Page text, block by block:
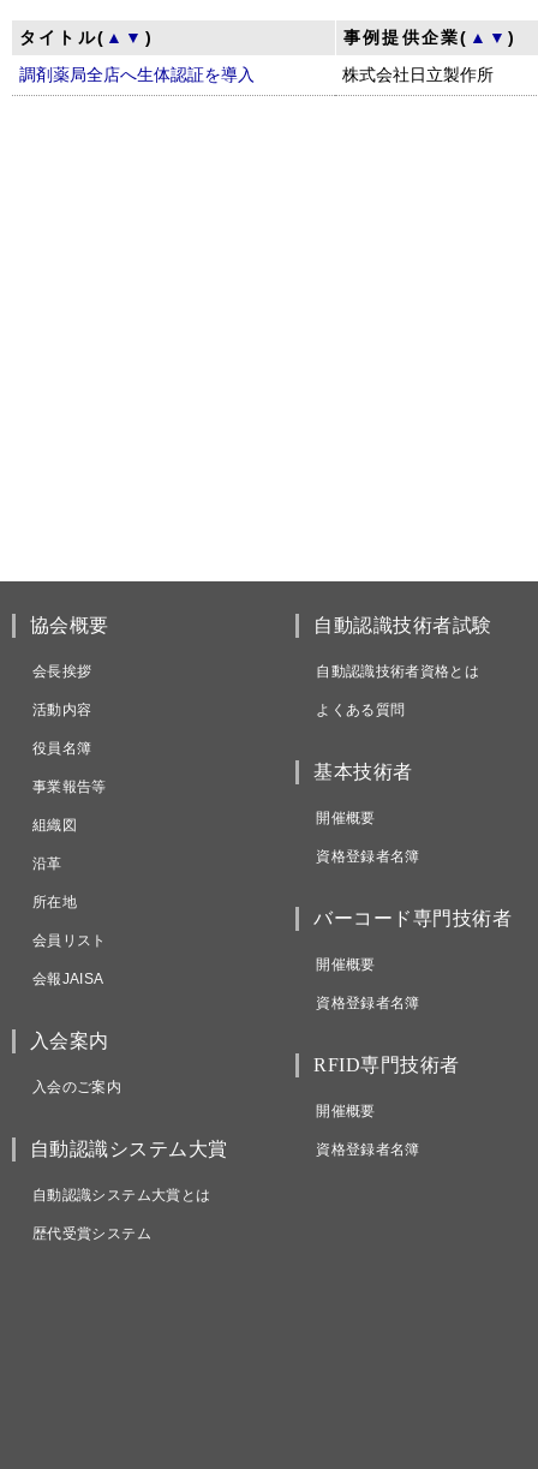
タイトル( ▲ ▼ ) 事例提供企業( ▲ ▼)
調剤薬局全店へ生体認証を導入
株式会社日立製作所
協会概要
会長挨拶
活動内容
役員名簿
事業報告等
組織図
沿革
所在地
会員リスト
会報JAISA
入会案内
入会のご案内
自動認識システム大賞
自動認識システム大賞とは
歴代受賞システム
自動認識技術者試験
自動認識技術者資格とは
よくある質問
基本技術者
開催概要
資格登録者名簿
バーコード専門技術者
開催概要
資格登録者名簿
RFID専門技術者
開催概要
資格登録者名簿